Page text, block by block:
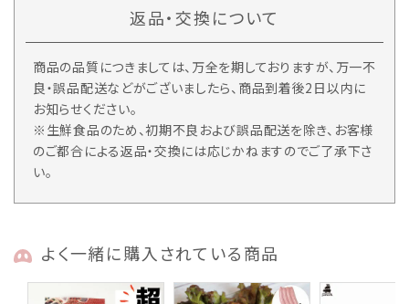
返品・交換について
商品の品質につきましては、万全を期しておりますが、万一不
良・誤品配送などがございましたら、商品到着後2日以内に
お知らせください。
※生鮮食品のため、初期不良および誤品配送を除き、お客様
のご都合による返品・交換には応じかねますのでご了承下さ
い。
よく一緒に購入されている商品